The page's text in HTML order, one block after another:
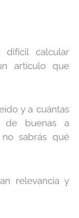
difícil calcular
artículo que
y a cuántas
de buenas a
sabrás qué
relevancia y